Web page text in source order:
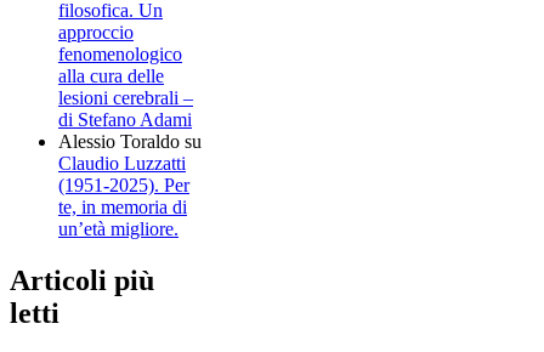
filosofica. Un
approccio
fenomenologico
alla cura delle
lesioni cerebrali –
di Stefano Adami
Alessio Toraldo su
Claudio Luzzatti
(1951-2025). Per
te, in memoria di
un’età migliore.
Articoli più
letti